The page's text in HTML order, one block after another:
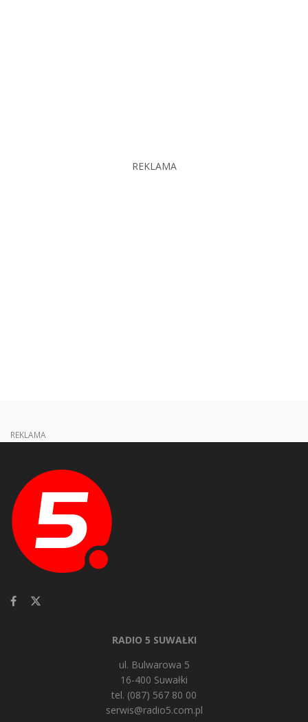
REKLAMA
REKLAMA
RADIO 5 SUWAŁKI
ul. Bulwarowa 5
16-400 Suwałki
tel. (087) 567 80 00
serwis@radio5.com.pl